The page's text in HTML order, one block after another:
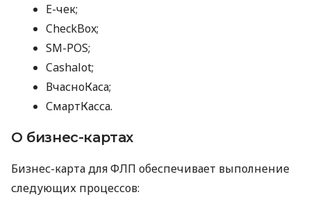
E-чек;
CheckBox;
SM-POS;
Cashalot;
ВчасноКаса;
СмартКасса.
О бизнес-картах
Бизнес-карта для ФЛП обеспечивает выполнение
следующих процессов: